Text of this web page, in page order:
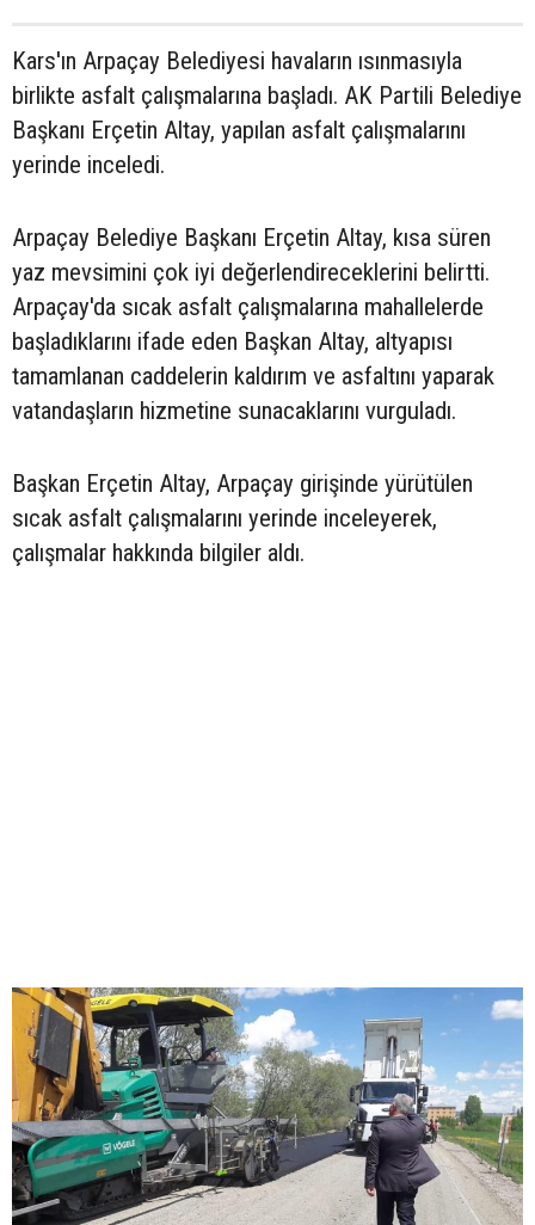
Kars'ın Arpaçay Belediyesi havaların ısınmasıyla
birlikte asfalt çalışmalarına başladı. AK Partili Belediye
Başkanı Erçetin Altay, yapılan asfalt çalışmalarını
yerinde inceledi.
Arpaçay Belediye Başkanı Erçetin Altay, kısa süren
yaz mevsimini çok iyi değerlendireceklerini belirtti.
Arpaçay'da sıcak asfalt çalışmalarına mahallelerde
başladıklarını ifade eden Başkan Altay, altyapısı
tamamlanan caddelerin kaldırım ve asfaltını yaparak
vatandaşların hizmetine sunacaklarını vurguladı.
Başkan Erçetin Altay, Arpaçay girişinde yürütülen
sıcak asfalt çalışmalarını yerinde inceleyerek,
çalışmalar hakkında bilgiler aldı.